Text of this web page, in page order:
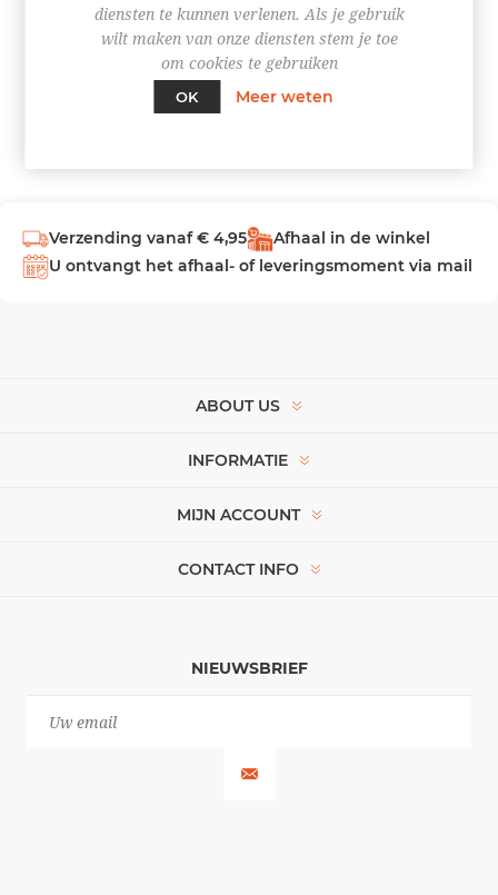
Verzending vanaf € 4,95
Afhaal in de winkel
U ontvangt het afhaal- of leveringsmoment via mail
ABOUT US
INFORMATIE
MIJN ACCOUNT
CONTACT INFO
NIEUWSBRIEF
diensten te kunnen verlenen. Als je gebruik
wilt maken van onze diensten stem je toe
om cookies te gebruiken
OK
Meer weten